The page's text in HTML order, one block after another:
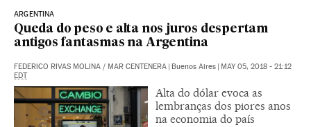
ARGENTINA
Queda do peso e alta nos juros despertam
antigos fantasmas na Argentina
FEDERICO RIVAS MOLINA / MAR CENTENERA Buenos Aires
MAY 05, 2018 - 21:12
EDT
Alta do dólar evoca as
lembranças dos piores anos
na economia do país